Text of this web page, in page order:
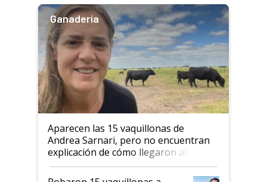
Ganadería
Aparecen las 15 vaquillonas de
Andrea Sarnari, pero no encuentran
explicación de cómo llegaron allí